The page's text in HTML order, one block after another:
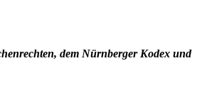
dem Nürnberger Kodex und